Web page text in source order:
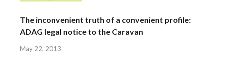
The inconvenient truth of a convenient profile:
ADAG legal notice to the Caravan
May 22, 2013